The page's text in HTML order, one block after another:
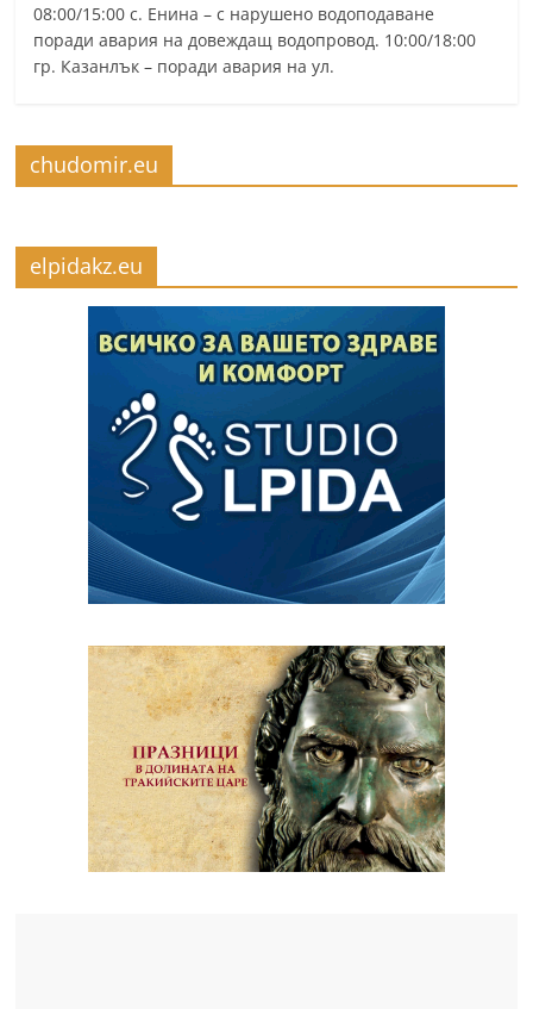
08:00/15:00 с. Енина – с нарушено водоподаване
поради авария на довеждащ водопровод. 10:00/18:00
гр. Казанлък – поради авария на ул.
chudomir.eu
elpidakz.eu